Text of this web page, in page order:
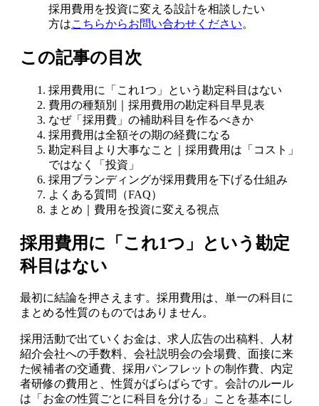
採用費用を投資に変える設計を相談したい
方はこちらからお問い合わせください。
この記事の目次
採用費用に「これ1つ」という勘定科目はない
費用の種類別｜採用費用の勘定科目早見表
なぜ「採用費」の補助科目を作るべきか
採用費用は全額その期の経費になる
勘定科目より大事なこと｜採用費用は「コスト」
ではなく「投資」
採用ブランディングが採用費用を下げる仕組み
よくある質問（FAQ）
まとめ｜費用を投資に変える視点
採用費用に「これ1つ」という勘定
科目はない
最初に結論を押さえます。採用費用は、単一の科目に
まとめる性質のものではありません。
採用活動で出ていくお金は、求人広告の出稿料、人材
紹介会社への手数料、会社説明会の会場費、面接に来
た候補者の交通費、採用パンフレットの制作費、内定
者研修の費用と、性質がばらばらです。会計のルール
は「お金の性質ごとに科目を分ける」ことを基本にし